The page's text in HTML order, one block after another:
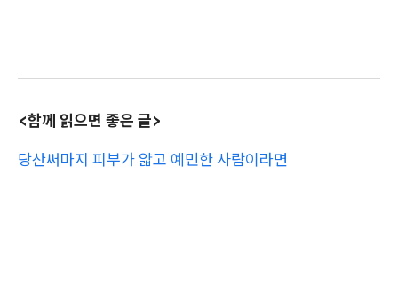
<함께 읽으면 좋은 글>
당산써마지 피부가 얇고 예민한 사람이라면